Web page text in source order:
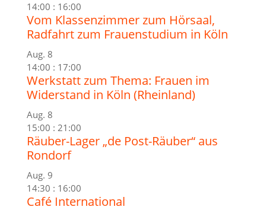
14:00 : 16:00
Vom Klassenzimmer zum Hörsaal,
Radfahrt zum Frauenstudium in Köln
Aug. 8
14:00 : 17:00
Werkstatt zum Thema: Frauen im
Widerstand in Köln (Rheinland)
Aug. 8
15:00 : 21:00
Räuber-Lager „de Post-Räuber“ aus
Rondorf
Aug. 9
14:30 : 16:00
Café International